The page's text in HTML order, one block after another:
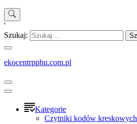
'
Szukaj:
ekocentrpphu.com.pl
Kategorie
Czytniki kodów kreskowych